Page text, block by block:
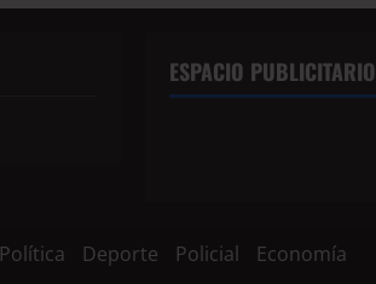
ESPACIO PUBLICITARIO
Política Deporte Policial
Economía